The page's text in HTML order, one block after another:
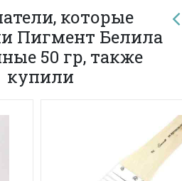
которые
Пигмент Белила
50 гр, также
купили